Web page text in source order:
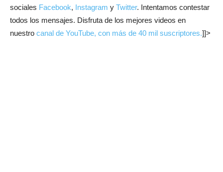
sociales Facebook, Instagram y Twitter. Intentamos contestar
todos los mensajes. Disfruta de los mejores videos en
nuestro canal de YouTube, con más de 40 mil suscriptores.]]>